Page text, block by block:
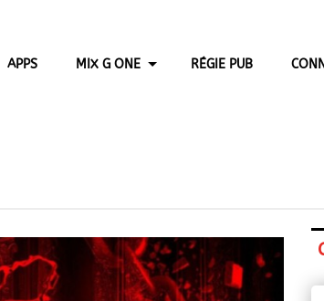
APPS MIX G ONE RÉGIE PUB